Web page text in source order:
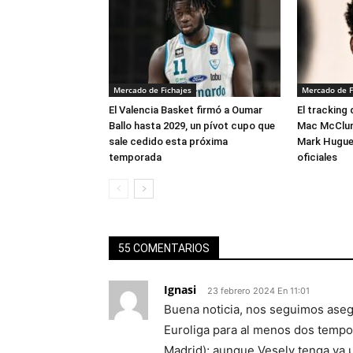
Mercado de Fichajes
El Valencia Basket firmó a Oumar
Ballo hasta 2029, un pívot cupo que
sale cedido esta próxima
temporada
Mercado de
El tracking
Mac
Mark
oficiales
55 COMENTARIOS
Ignasi 23 febrero 2024 En 11:01
Buena noticia, nos seguimos
Euroliga para al menos dos